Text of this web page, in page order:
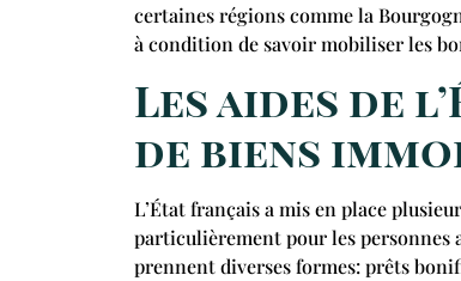
certaines régions comme la
à condition de savoir mobiliser les
Les aides de
de biens
L’État français a mis en place
particulièrement pour les personnes
prennent diverses formes: prêts